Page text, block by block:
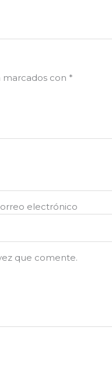
marcados con *
electrónico
que comente.